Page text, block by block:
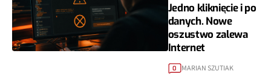
Jedno kliknięcie i po
danych. Nowe
oszustwo zalewa
Internet
0 MARIAN SZUTIAK